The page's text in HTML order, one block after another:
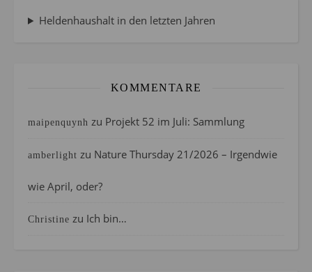
Heldenhaushalt in den letzten Jahren
KOMMENTARE
maipenquynh zu Projekt 52 im Juli: Sammlung
amberlight zu Nature Thursday 21/2026 – Irgendwie
wie April, oder?
Christine zu Ich bin…